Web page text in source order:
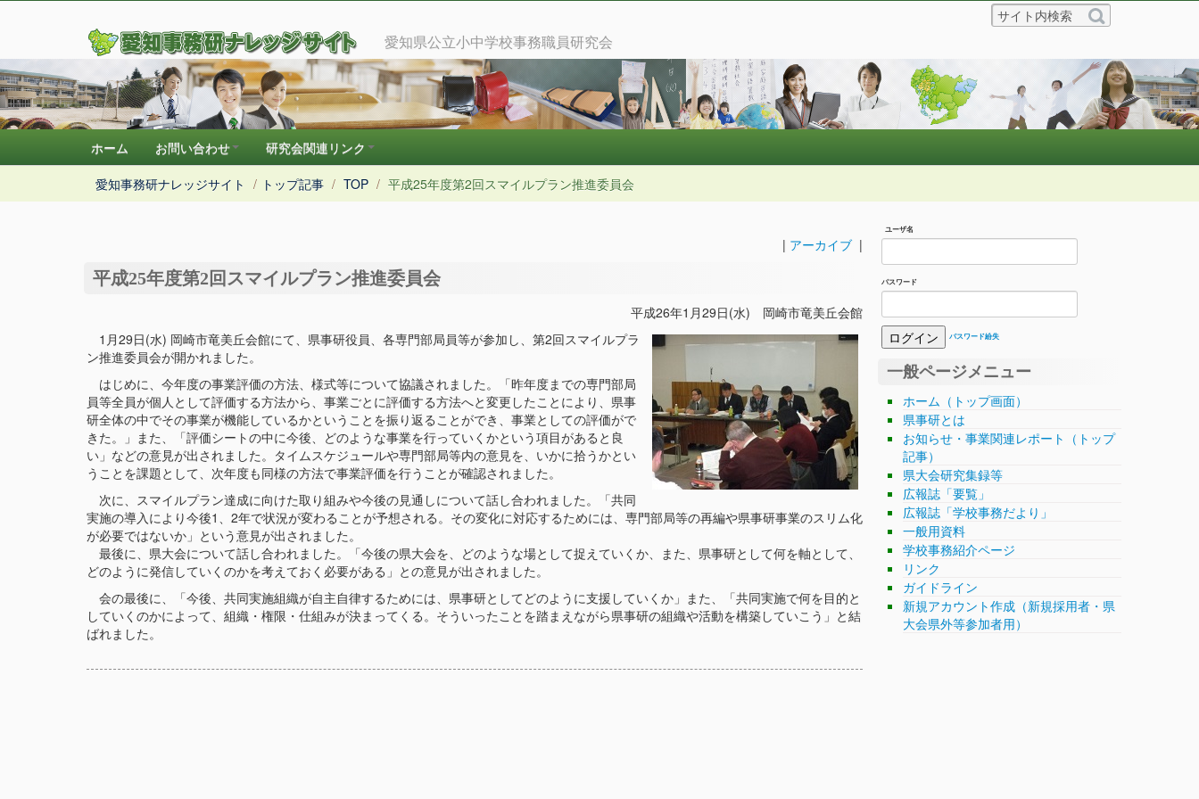
愛知県公立小中学校事務職員研究会
ホーム お問い合わせ 研究会関連リンク
愛知事務研ナレッジサイト / トップ記事 / TOP / 平成25年度第2回スマイルプラン推進委員会
| アーカイブ|
平成25年度第2回スマイルプラン推進委員会
平成26年1月29日(水) 岡崎市竜美丘会館
1月29日(水) 岡崎市竜美丘会館にて、県事研役員、各専門部局員等が参加し、第2回スマイルプラ
ン推進委員会が開かれました。
はじめに、今年度の事業評価の方法、様式等について協議されました。「昨年度までの専門部局
員等全員が個人として評価する方法から、事業ごとに評価する方法へと変更したことにより、県事
研全体の中でその事業が機能しているかということを振り返ることができ、事業としての評価がで
きた。」また、「評価シートの中に今後、どのような事業を行っていくかという項目があると良
い」などの意見が出されました。タイムスケジュールや専門部局等内の意見を、いかに拾うかとい
うことを課題として、次年度も同様の方法で事業評価を行うことが確認されました。
次に、スマイルプラン達成に向けた取り組みや今後の見通しについて話し合われました。「共同
実施の導入により今後1、2年で状況が変わることが予想される。その変化に対応するためには、専門部局等の再編や県事研事業のスリム化
が必要ではないか」という意見が出されました。
最後に、県大会について話し合われました。「今後の県大会を、どのような場として捉えていくか、また、県事研として何を軸として、
どのように発信していくのかを考えておく必要がある」との意見が出されました。
会の最後に、「今後、共同実施組織が自主自律するためには、県事研としてどのように支援していくか」また、「共同実施で何を目的と
していくのかによって、組織・権限・仕組みが決まってくる。そういったことを踏まえながら県事研の組織や活動を構築していこう」と結
ばれました。
ユーザ名
パスワード
パスワード紛失
一般ページメニュー
ホーム（トップ画面）
県事研とは
お知らせ・事業関連レポート（トップ
記事）
県大会研究集録等
広報誌「要覧」
広報誌「学校事務だより」
一般用資料
学校事務紹介ページ
リンク
ガイドライン
新規アカウント作成（新規採用者・県
大会県外等参加者用）